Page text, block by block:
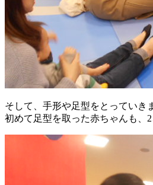
そして、手形や足型をとっていき
初めて足型を取った赤ちゃんも、